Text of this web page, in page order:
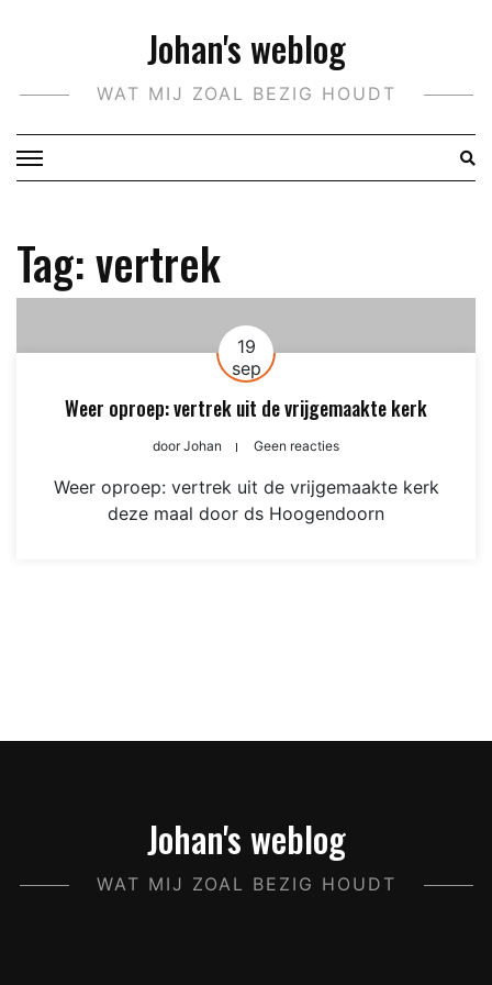
Johan's weblog
WAT MIJ ZOAL BEZIG HOUDT
Tag:vertrek
19
sep
Weer oproep: vertrek uit de vrijgemaakte kerk
doorJohan Geen reacties
Weer oproep: vertrek uit de vrijgemaakte kerk
deze maal door ds Hoogendoorn
Johan's weblog
WAT MIJ ZOAL BEZIG HOUDT